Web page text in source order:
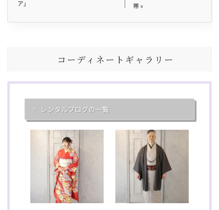
ア」
帯»
コーディネートギャラリー
レンタルブログの一覧